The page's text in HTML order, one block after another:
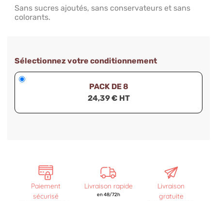
Sans sucres ajoutés, sans conservateurs et sans
colorants.
Sélectionnez votre conditionnement
PACK DE 8
24,39 € HT
Paiement
sécurisé
Livraison rapide
en 48/72h
Livraison
gratuite